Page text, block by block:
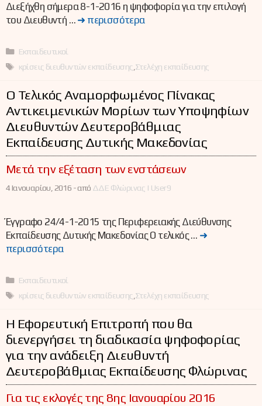
Διεξήχθη σήμερα 8-1-2016 η ψηφοφορία για την επιλογή
του Διευθυντή … ➜ περισσότερα
Κατηγορίες
Εκπαιδευτικοί
Ετικέτες
κρίσεις διευθυντών εκπαίδευσης Στελέχη εκπαίδευσης
Ο Τελικός Αναμορφωμένος Πίνακας
Αντικειμενικών Μορίων των Υποψηφίων
Διευθυντών Δευτεροβάθμιας
Εκπαίδευσης Δυτικής Μακεδονίας
Μετά την εξέταση των ενστάσεων
4 Ιανουαρίου, 2016 -από ΔΔΕ Φλώρινας | User9
Έγγραφο 24/4-1-2015 της Περιφερειακής Διεύθυνσης
Εκπαίδευσης Δυτικής Μακεδονίας Ο τελικός … ➜
περισσότερα
Κατηγορίες
Εκπαιδευτικοί
Ετικέτες
κρίσεις διευθυντών εκπαίδευσης Στελέχη εκπαίδευσης
Η Εφορευτική Επιτροπή που θα
διενεργήσει τη διαδικασία ψηφοφορίας
για την ανάδειξη Διευθυντή
Δευτεροβάθμιας Εκπαίδευσης Φλώρινας
Για τις εκλογές της 8ης Ιανουαρίου 2016